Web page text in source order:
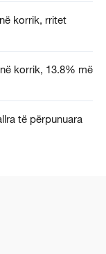
korrik, rritet
korrik, 13.8% më
të përpunuara